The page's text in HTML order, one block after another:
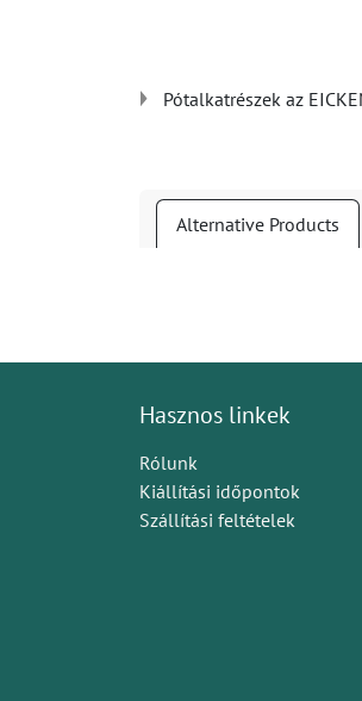
Pótalkatrészek az
Alternative Products
Hasznos linkek
Rólunk
Kiállítási időpontok
Szállítási feltételek